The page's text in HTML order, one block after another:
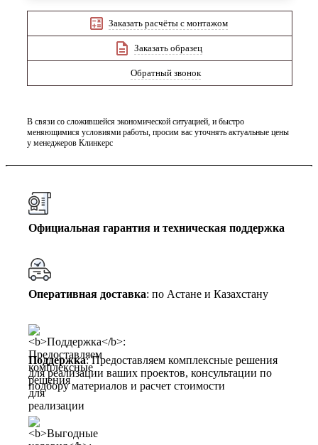
Заказать расчёты с монтажом
Заказать образец
Обратный звонок
В связи со сложившейся экономической ситуацией, и быстро
меняющимися условиями работы, просим вас уточнять актуальные цены
у менеджеров Клинкерс
Официальная гарантия и техническая поддержка
Оперативная доставка: по Астане и Казахстану
Поддержка: Предоставляем комплексные решения
для реализации ваших проектов, консультации по
подбору материалов и расчет стоимости